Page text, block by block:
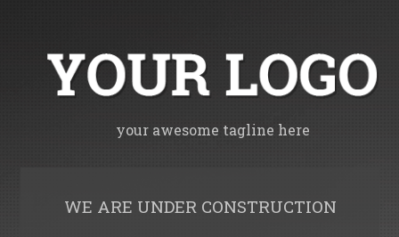
your awesome tagline here
WE ARE UNDER CONSTRUCTION